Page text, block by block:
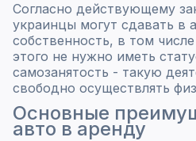
Согласно действующему
украинцы могут сдавать
собственность, в том
этого не нужно иметь
самозанятость - такую
свободно осуществлять
Основные
авто в аренду